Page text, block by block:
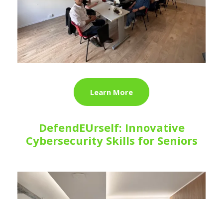
Learn More
DefendEUrself: Innovative
Cybersecurity Skills for Seniors